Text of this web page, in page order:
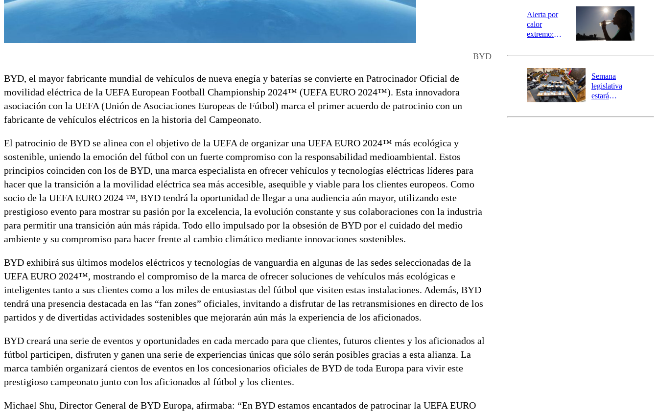
BYD
BYD, el mayor fabricante mundial de vehículos de nueva enegía y baterías se convierte en Patrocinador Oficial de
movilidad eléctrica de la UEFA European Football Championship 2024™ (UEFA EURO 2024™). Esta innovadora
asociación con la UEFA (Unión de Asociaciones Europeas de Fútbol) marca el primer acuerdo de patrocinio con un
fabricante de vehículos eléctricos en la historia del Campeonato.
El patrocinio de BYD se alinea con el objetivo de la UEFA de organizar una UEFA EURO 2024™ más ecológica y
sostenible, uniendo la emoción del fútbol con un fuerte compromiso con la responsabilidad medioambiental. Estos
principios coinciden con los de BYD, una marca especialista en ofrecer vehículos y tecnologías eléctricas líderes para
hacer que la transición a la movilidad eléctrica sea más accesible, asequible y viable para los clientes europeos. Como
socio de la UEFA EURO 2024 ™, BYD tendrá la oportunidad de llegar a una audiencia aún mayor, utilizando este
prestigioso evento para mostrar su pasión por la excelencia, la evolución constante y sus colaboraciones con la industria
para permitir una transición aún más rápida. Todo ello impulsado por la obsesión de BYD por el cuidado del medio
ambiente y su compromiso para hacer frente al cambio climático mediante innovaciones sostenibles.
BYD exhibirá sus últimos modelos eléctricos y tecnologías de vanguardia en algunas de las sedes seleccionadas de la
UEFA EURO 2024™, mostrando el compromiso de la marca de ofrecer soluciones de vehículos más ecológicas e
inteligentes tanto a sus clientes como a los miles de entusiastas del fútbol que visiten estas instalaciones. Además, BYD
tendrá una presencia destacada en las “fan zones” oficiales, invitando a disfrutar de las retransmisiones en directo de los
partidos y de divertidas actividades sostenibles que mejorarán aún más la experiencia de los aficionados.
BYD creará una serie de eventos y oportunidades en cada mercado para que clientes, futuros clientes y los aficionados al
fútbol participen, disfruten y ganen una serie de experiencias únicas que sólo serán posibles gracias a esta alianza. La
marca también organizará cientos de eventos en los concesionarios oficiales de BYD de toda Europa para vivir este
prestigioso campeonato junto con los aficionados al fútbol y los clientes.
Michael Shu, Director General de BYD Europa, afirmaba: “En BYD estamos encantados de patrocinar la UEFA EURO
epicentro
Alerta por
calor
extremo:
activa Alerta
Preventiva en
tres comunas
Semana
legislativa
estará
el fin de la